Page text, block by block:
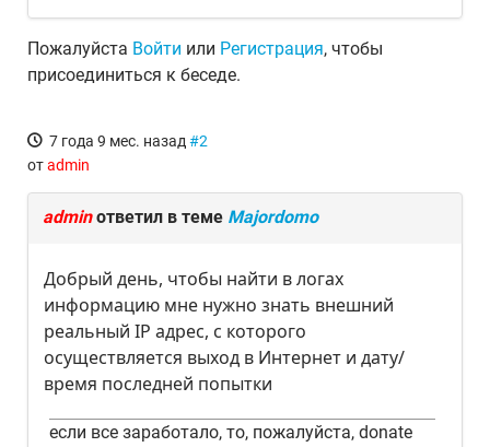
Пожалуйста Войти или Регистрация, чтобы
присоединиться к беседе.
7 года 9 мес. назад #2
отadmin
adminответил в теме Majordomo
Добрый день, чтобы найти в логах
информацию мне нужно знать внешний
реальный IP адрес, с которого
осуществляется выход в Интернет и дату/
время последней попытки
если все заработало, то, пожалуйста, donate